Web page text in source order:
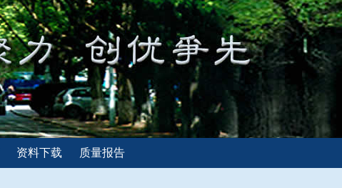
资料下载 质量报告